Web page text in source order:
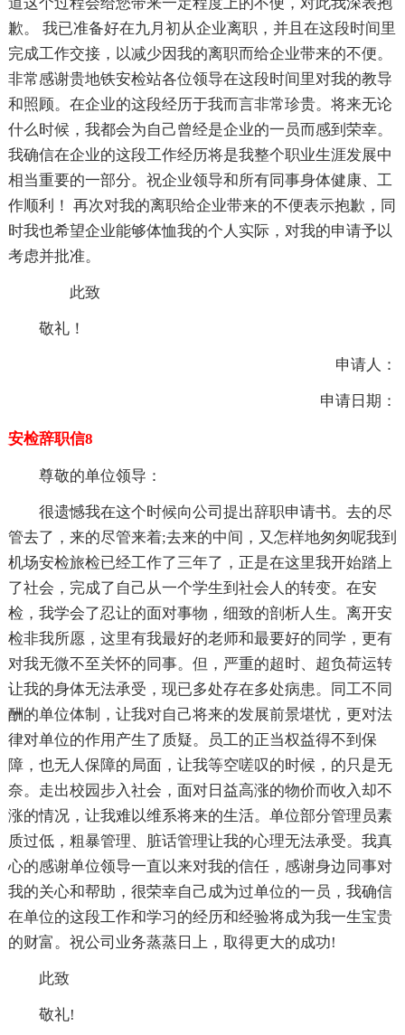
歉。 我已准备好在九月初从企业离职，并且在这段时间里
完成工作交接，以减少因我的离职而给企业带来的不便。
非常感谢贵地铁安检站各位领导在这段时间里对我的教导
和照顾。在企业的这段经历于我而言非常珍贵。将来无论
什么时候，我都会为自己曾经是企业的一员而感到荣幸。
我确信在企业的这段工作经历将是我整个职业生涯发展中
相当重要的一部分。祝企业领导和所有同事身体健康、工
作顺利！ 再次对我的离职给企业带来的不便表示抱歉，同
时我也希望企业能够体恤我的个人实际，对我的申请予以
考虑并批准。
此致
敬礼！
申请人：
申请日期：
安检辞职信8
尊敬的单位领导：
很遗憾我在这个时候向公司提出辞职申请书。去的尽
管去了，来的尽管来着;去来的中间，又怎样地匆匆呢我到
机场安检旅检已经工作了三年了，正是在这里我开始踏上
了社会，完成了自己从一个学生到社会人的转变。在安
检，我学会了忍让的面对事物，细致的剖析人生。离开安
检非我所愿，这里有我最好的老师和最要好的同学，更有
对我无微不至关怀的同事。但，严重的超时、超负荷运转
让我的身体无法承受，现已多处存在多处病患。同工不同
酬的单位体制，让我对自己将来的发展前景堪忧，更对法
律对单位的作用产生了质疑。员工的正当权益得不到保
障，也无人保障的局面，让我等空嗟叹的时候，的只是无
奈。走出校园步入社会，面对日益高涨的物价而收入却不
涨的情况，让我难以维系将来的生活。单位部分管理员素
质过低，粗暴管理、脏话管理让我的心理无法承受。我真
心的感谢单位领导一直以来对我的信任，感谢身边同事对
我的关心和帮助，很荣幸自己成为过单位的一员，我确信
在单位的这段工作和学习的经历和经验将成为我一生宝贵
的财富。祝公司业务蒸蒸日上，取得更大的成功!
此致
敬礼!